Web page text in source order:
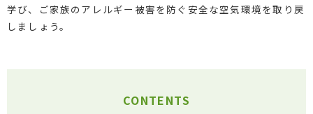
学び、ご家族のアレルギー被害を防ぐ安全な空気環境を取り戻
しましょう。
CONTENTS